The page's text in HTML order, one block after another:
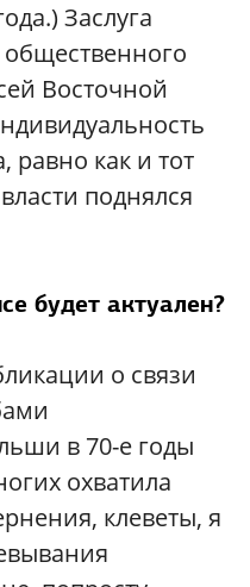
Заслуга
Восточной
равно как и тот
поднялся
будет актуален?
о связи
в 70-е годы
охватила
клеветы, я